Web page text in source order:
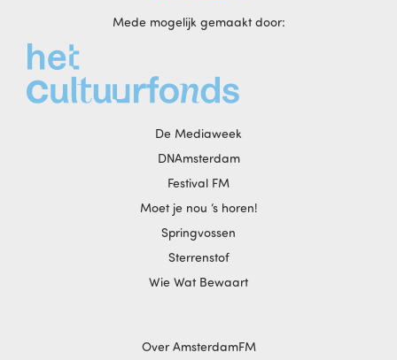
Mede mogelijk gemaakt door:
De Mediaweek
DNAmsterdam
Festival FM
Moet je nou ‘s horen!
Springvossen
Sterrenstof
Wie Wat Bewaart
Over AmsterdamFM